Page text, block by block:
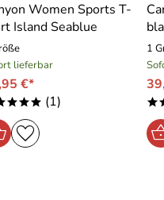
Women Sports T-
Island Seablue
lieferbar
€*
(1)
1